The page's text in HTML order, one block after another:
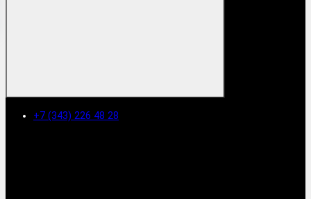
+7 (343) 226 48 28